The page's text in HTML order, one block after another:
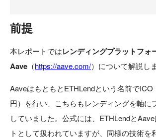
前提
本レポートではレンディングプラットフォ
Aave （https://aave.com/）について解説しま
AaveはもともとETHLendという名前でICO
円）を行い、こちらもレンディングを軸に
していました。公式には、ETHLendと
トとして扱われていますが、同様の技術を